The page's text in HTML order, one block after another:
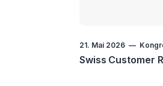
21. Mai 2026
Swiss Customer